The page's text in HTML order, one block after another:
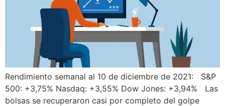
Rendimiento semanal al 10 de diciembre de 2021: S&P
500: +3,75% Nasdaq: +3,55% Dow Jones: +3,94% Las
bolsas se recuperaron casi por completo del golpe